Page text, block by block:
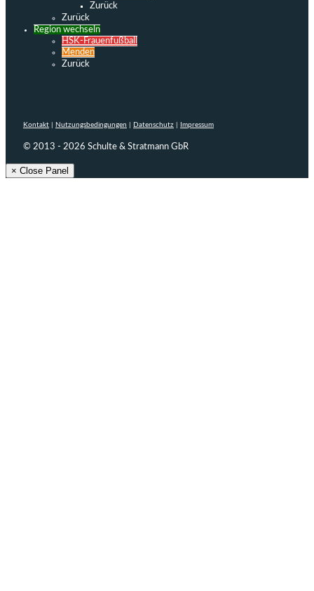
Zurück
Zurück
Region wechseln
HSK-Frauenfußball
Menden
Zurück
Kontakt Nutzungsbedingungen Datenschutz Impressum
© 2013 - 2026 Schulte & Stratmann GbR
× Close Panel